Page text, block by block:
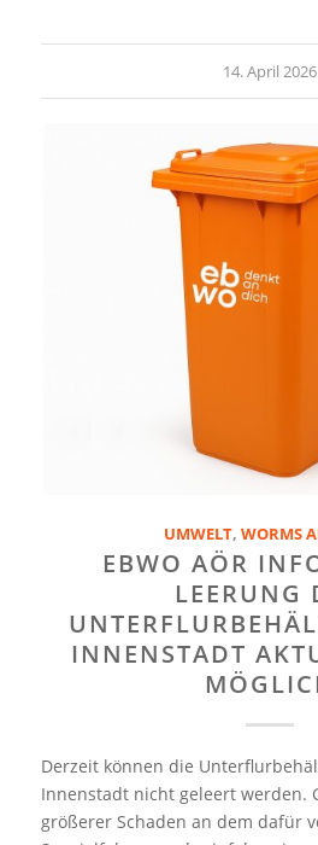
14. April 2026
UMWELT,WORMS
EBWO AÖR
LEERUNG
INNENSTADT
Derzeit können die
Innenstadt nicht geleert werden.
größerer Schaden an dem dafür